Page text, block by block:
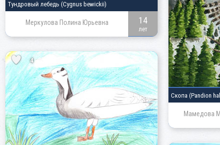
Скопа (Pandion
Мамедова
Тундровый лебедь (Cygnus bewickii)
Меркулова Полина Юрьевна 14
лет
4